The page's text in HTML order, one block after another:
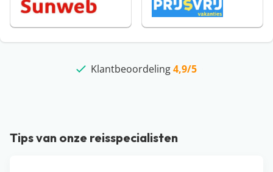
beste deals
10 jaar
Klantbeoordeling4,9/5
Tips van onze reisspecialisten